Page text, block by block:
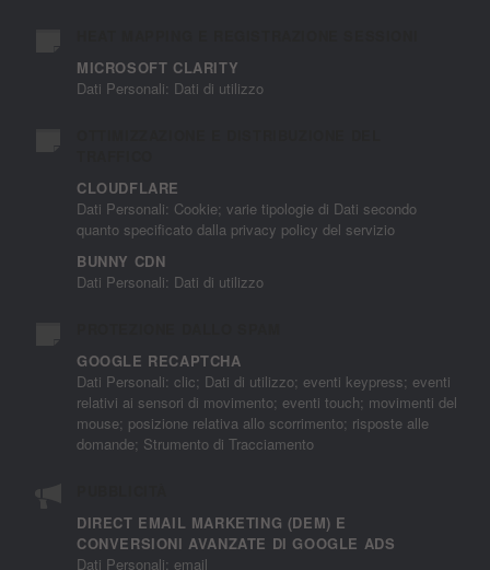
MICROSOFT CLARITY
Dati Personali: Dati di utilizzo
CLOUDFLARE
Dati Personali: Cookie; varie tipologie di Dati secondo
quanto specificato dalla privacy policy del servizio
BUNNY CDN
Dati Personali: Dati di utilizzo
GOOGLE RECAPTCHA
Dati Personali: clic; Dati di utilizzo; eventi keypress; eventi
relativi ai sensori di movimento; eventi touch; movimenti del
mouse; posizione relativa allo scorrimento; risposte alle
domande; Strumento di Tracciamento
DIRECT EMAIL MARKETING (DEM) E
CONVERSIONI AVANZATE DI GOOGLE ADS
Dati Personali: email